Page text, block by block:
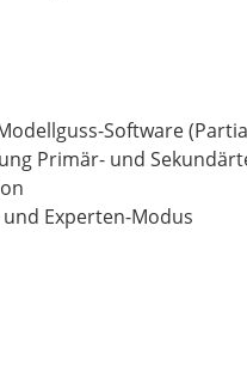
Software
Primär- und
Experten-Modus